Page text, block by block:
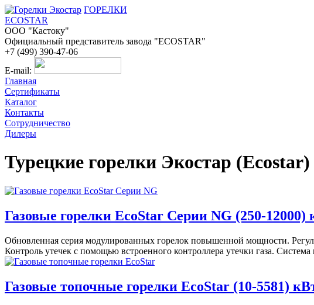
ГОРЕЛКИ
ECOSTAR
ООО "Кастоку"
Официальный представитель завода "ECOSTAR"
+7 (499) 390-47-06
E-mail:
Главная
Сертификаты
Каталог
Контакты
Сотрудничество
Дилеры
Турецкие горелки Экостар (Ecostar)
Газовые горелки EcoStar Серии NG (250-12000)
Обновленная серия модулированных горелок повышенной мощности.
Контроль утечек с помощью встроенного контроллера утечки газа.
Газовые топочные горелки EcoStar (10-5581)